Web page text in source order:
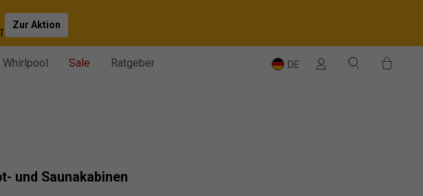
Zur Aktion
Whirlpool Sale Ratgeber DE EinloggenSuche
und Saunakabinen